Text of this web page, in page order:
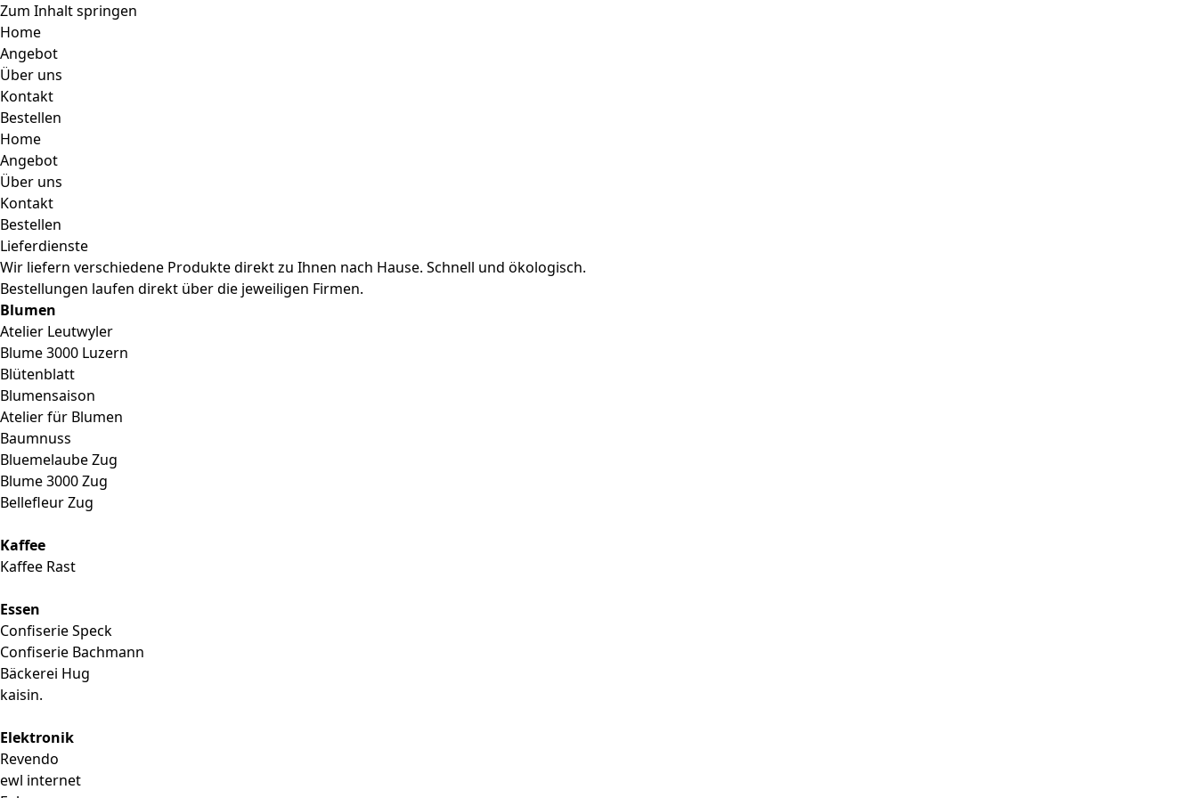
Zum Inhalt springen
Home
Angebot
Über uns
Kontakt
Bestellen
Home
Angebot
Über uns
Kontakt
Bestellen
Lieferdienste
Wir liefern verschiedene Produkte direkt zu Ihnen nach Hause. Schnell und ökologisch.
Bestellungen laufen direkt über die jeweiligen Firmen.
Blumen
Atelier Leutwyler
Blume 3000 Luzern
Blütenblatt
Blumensaison
Atelier für Blumen
Baumnuss
Bluemelaube Zug
Blume 3000 Zug
Bellefleur Zug
Kaffee
Kaffee Rast
Essen
Confiserie Speck
Confiserie Bachmann
Bäckerei Hug
kaisin.
Elektronik
Revendo
ewl internet